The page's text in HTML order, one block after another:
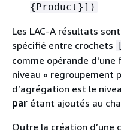
{Product}])
Les LAC-A résultats
spécifié entre crochets
comme opérande
niveau « regroupement
d’agrégation est le
par étant ajoutés au
Outre la création d’une